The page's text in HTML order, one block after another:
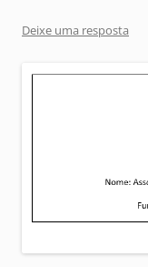
Deixe uma resposta